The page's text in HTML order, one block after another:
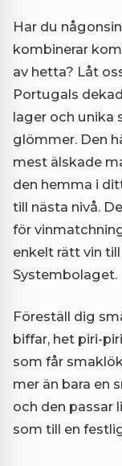
Har du
kombinerar
av hetta? Låt
Portugals
lager och unika
glömmer. Den
mest älskade
den hemma i
till nästa nivå.
för
enkelt rätt vin
Systembolaget.
Föreställ dig
biffar, het piri-
som får
mer än bara en
och den passar
som till en